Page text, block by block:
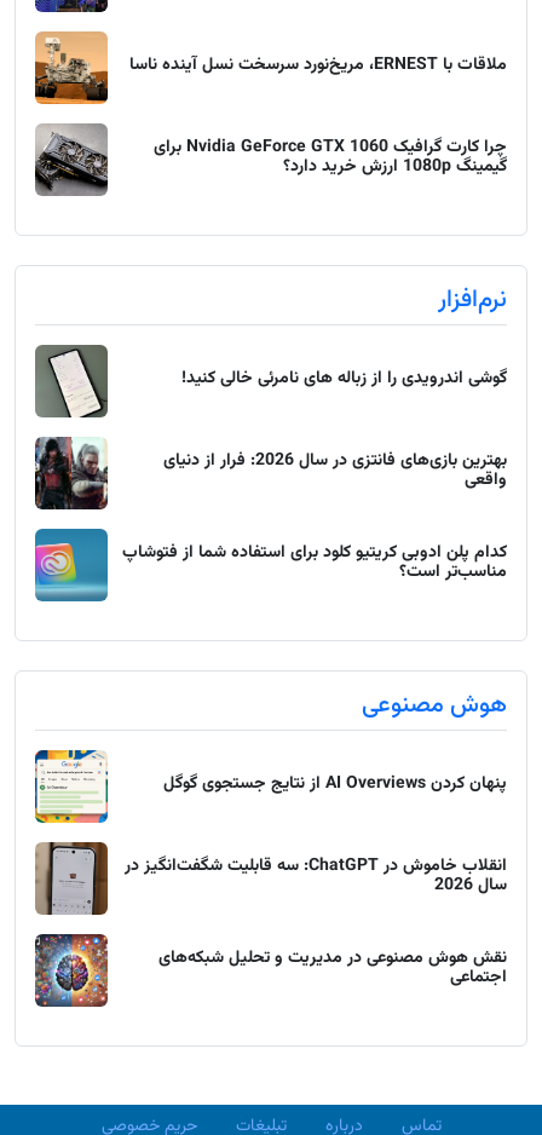
ملاقات با ERNEST، مریخ‌نورد سرسخت نسل آینده ناسا
چرا کارت گرافیک Nvidia GeForce GTX 1060 برای
گیمینگ 1080p ارزش خرید دارد؟
نرم‌افزار
گوشی اندرویدی را از زباله های نامرئی خالی کنید!
بهترین بازی‌های فانتزی در سال 2026: فرار از دنیای
واقعی
کدام پلن ادوبی کریتیو کلود برای استفاده شما از فتوشاپ
مناسب‌تر است؟
هوش مصنوعی
پنهان کردن AI Overviews از نتایج جستجوی گوگل
انقلاب خاموش در ChatGPT: سه قابلیت شگفت‌انگیز در
سال 2026
نقش هوش مصنوعی در مدیریت و تحلیل شبکه‌های
اجتماعی
تماس درباره تبلیغات حریم خصوصی